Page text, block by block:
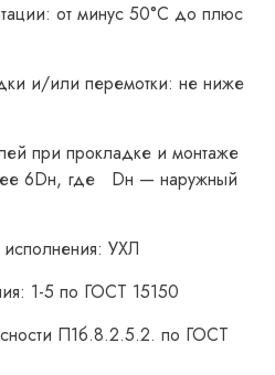
от минус 50°С до плюс
и/или перемотки: не ниже
при прокладке и монтаже
6Dн, где Dн — наружный
УХЛ
1-5 по ГОСТ 15150
П1б.8.2.5.2. по ГОСТ